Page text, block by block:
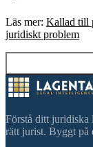
Läs mer: Kallad till
juridiskt problem
Förstå ditt juridiska
rätt jurist. Byggt på